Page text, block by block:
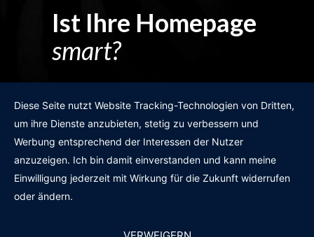
Ist Ihre Homepage
smart?
GRATIS WEBSITE-CHECK
Diese Seite nutzt Website Tracking-Technologien von Dritten,
um ihre Dienste anzubieten, stetig zu verbessern und
Werbung entsprechend der Interessen der Nutzer
anzuzeigen. Ich bin damit einverstanden und kann meine
Einwilligung jederzeit mit Wirkung für die Zukunft widerrufen
oder ändern.